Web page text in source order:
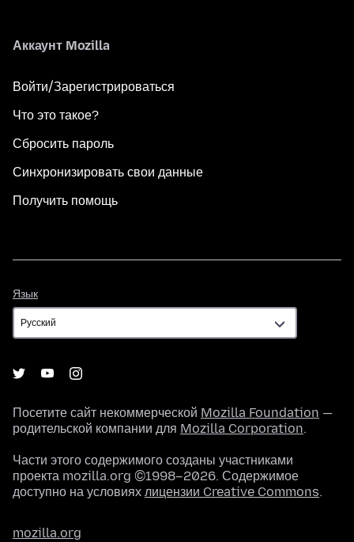
Аккаунт Mozilla
Войти/Зарегистрироваться
Что это такое?
Сбросить пароль
Синхронизировать свои данные
Получить помощь
Язык
Посетите сайт некоммерческой Mozilla Foundation —
родительской компании для Mozilla Corporation.
Части этого содержимого созданы участниками
проекта mozilla.org ©1998–2026. Содержимое
доступно на условиях лицензии Creative Commons.
mozilla.org